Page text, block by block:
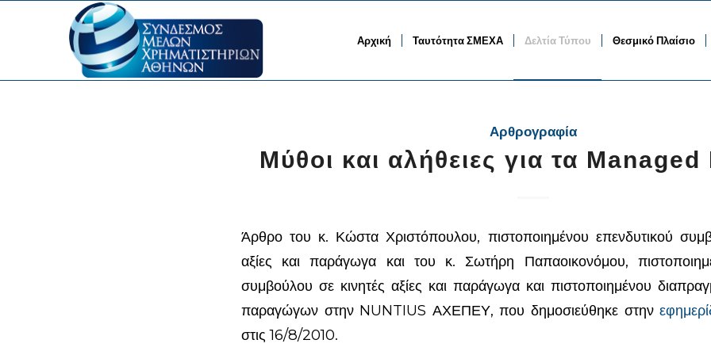
Αρχική Ταυτότητα ΣΜΕΧΑ Δελτία Τύπου Θεσμικό Πλαίσιο
Αρθρογραφία
Μύθοι και αλήθειες για τα
Άρθρο του κ. Κώστα Χριστόπουλου, πιστοποιημένου επενδυτικού
αξίες και παράγωγα και του κ. Σωτήρη Παπαοικονόμου,
συμβούλου σε κινητές αξίες και παράγωγα και πιστοποιημένου
παραγώγων στην NUNTIUS ΑΧΕΠΕΥ, που δημοσιεύθηκε στην
στις 16/8/2010.